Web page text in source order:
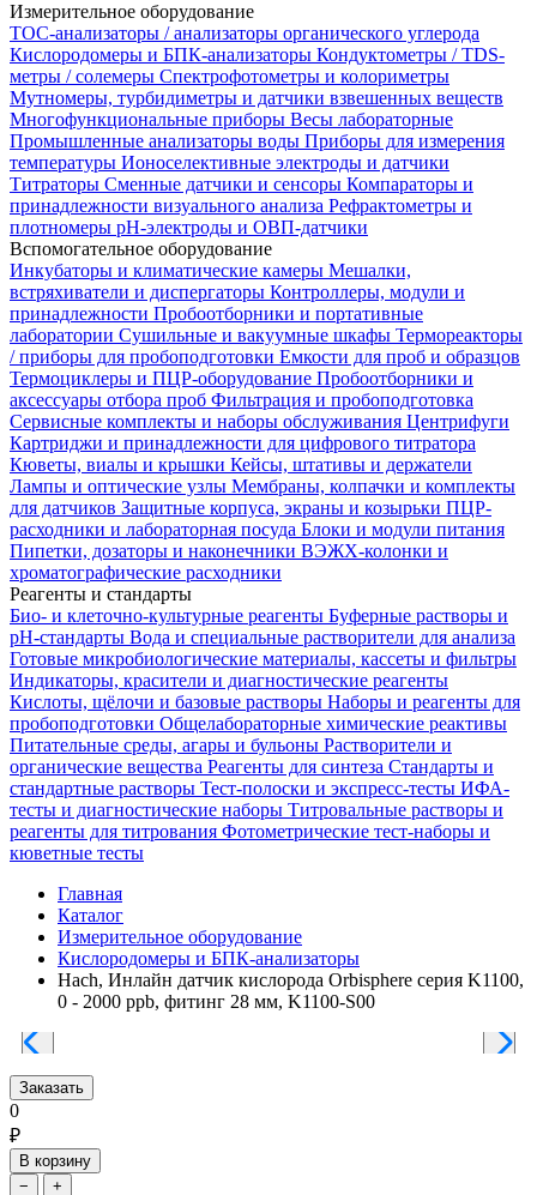
Измерительное оборудование
TOC-анализаторы / анализаторы органического углерода
Кислородомеры и БПК-анализаторы Кондуктометры / TDS-
метры / солемеры Спектрофотометры и колориметры
Мутномеры, турбидиметры и датчики взвешенных веществ
Многофункциональные приборы Весы лабораторные
Промышленные анализаторы воды Приборы для измерения
температуры Ионоселективные электроды и датчики
Титраторы Сменные датчики и сенсоры Компараторы и
принадлежности визуального анализа Рефрактометры и
плотномеры pH-электроды и ОВП-датчики
Вспомогательное оборудование
Инкубаторы и климатические камеры Мешалки,
встряхиватели и диспергаторы Контроллеры, модули и
принадлежности Пробоотборники и портативные
лаборатории Сушильные и вакуумные шкафы Термореакторы
/ приборы для пробоподготовки Емкости для проб и образцов
Термоциклеры и ПЦР-оборудование Пробоотборники и
аксессуары отбора проб Фильтрация и пробоподготовка
Сервисные комплекты и наборы обслуживания Центрифуги
Картриджи и принадлежности для цифрового титратора
Кюветы, виалы и крышки Кейсы, штативы и держатели
Лампы и оптические узлы Мембраны, колпачки и комплекты
для датчиков Защитные корпуса, экраны и козырьки ПЦР-
расходники и лабораторная посуда Блоки и модули питания
Пипетки, дозаторы и наконечники ВЭЖХ-колонки и
хроматографические расходники
Реагенты и стандарты
Био- и клеточно-культурные реагенты Буферные растворы и
pH-стандарты Вода и специальные растворители для анализа
Готовые микробиологические материалы, кассеты и фильтры
Индикаторы, красители и диагностические реагенты
Кислоты, щёлочи и базовые растворы Наборы и реагенты для
пробоподготовки Общелабораторные химические реактивы
Питательные среды, агары и бульоны Растворители и
органические вещества Реагенты для синтеза Стандарты и
стандартные растворы Тест-полоски и экспресс-тесты ИФА-
тесты и диагностические наборы Титровальные растворы и
реагенты для титрования Фотометрические тест-наборы и
кюветные тесты
Главная
Каталог
Измерительное оборудование
Кислородомеры и БПК-анализаторы
Hach, Инлайн датчик кислорода Orbisphere серия K1100,
0 - 2000 ppb, фитинг 28 мм, K1100-S00
Заказать
0
₽
В корзину
−
+